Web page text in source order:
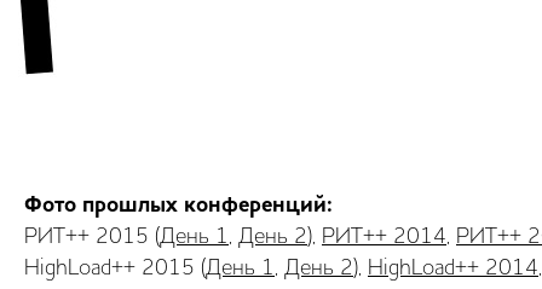
Фото прошлых конференций:
РИТ++ 2015 (День 1, День 2), РИТ++ 2014, РИТ++
HighLoad++ 2015 (День 1, День 2), HighLoad++ 2014